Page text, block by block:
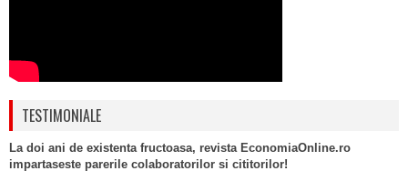
TESTIMONIALE
La doi ani de existenta fructoasa, revista EconomiaOnline.ro
impartaseste parerile colaboratorilor si cititorilor!